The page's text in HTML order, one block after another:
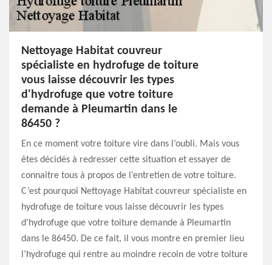
Nettoyage Habitat couvreur
spécialiste en hydrofuge de toiture
vous laisse découvrir les types
d'hydrofuge que votre toiture
demande à Pleumartin dans le
86450 ?
En ce moment votre toiture vire dans l’oubli. Mais vous
êtes décidés à redresser cette situation et essayer de
connaitre tous à propos de l’entretien de votre toiture.
C’est pourquoi Nettoyage Habitat couvreur spécialiste en
hydrofuge de toiture vous laisse découvrir les types
d'hydrofuge que votre toiture demande à Pleumartin
dans le 86450. De ce fait, il vous montre en premier lieu
l’hydrofuge qui rentre au moindre recoin de votre toiture